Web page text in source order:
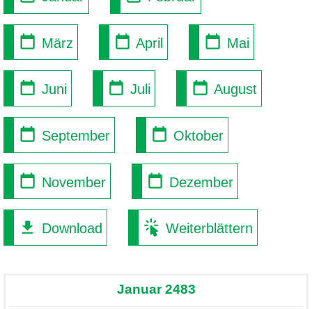
März April Mai
Juni Juli August
September Oktober
November Dezember
Download Weiterblättern
Januar 2483